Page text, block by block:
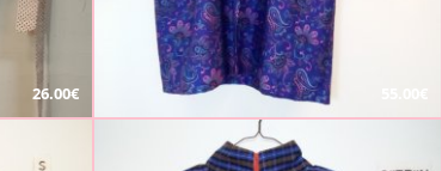
26.00€